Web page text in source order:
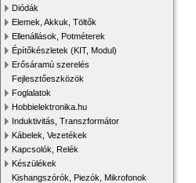
Diódák
Elemek, Akkuk, Töltők
Ellenállások, Potméterek
Építőkészletek (KIT, Modul)
Erősáramú szerelés
Fejlesztőeszközök
Foglalatok
Hobbielektronika.hu
Induktivitás, Transzformátor
Kábelek, Vezetékek
Kapcsolók, Relék
Készülékek
Kishangszórók, Piezók, Mikrofonok